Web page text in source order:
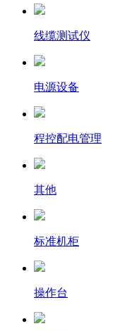
线缆测试仪
电源设备
程控配电管理
其他
标准机柜
操作台